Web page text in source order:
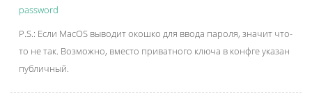
password
P.S.: Если MacOS выводит окошко для ввода пароля, значит что-
то не так. Возможно, вместо приватного ключа в конфге указан
публичный.